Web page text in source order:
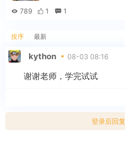
789 1 1
按序 最新
kython 08-03 08:16
谢谢老师，学完试试
登录后回复